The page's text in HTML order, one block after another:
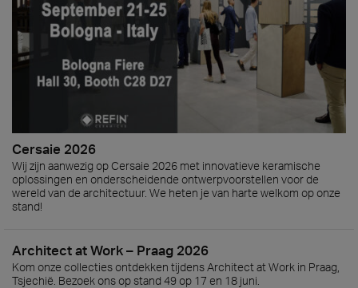
Cersaie 2026
Wij zijn aanwezig op Cersaie 2026 met innovatieve keramische
oplossingen en onderscheidende ontwerpvoorstellen voor de
wereld van de architectuur. We heten je van harte welkom op onze
stand!
Architect at Work – Praag 2026
Kom onze collecties ontdekken tijdens Architect at Work in Praag,
Tsjechië. Bezoek ons op stand 49 op 17 en 18 juni.